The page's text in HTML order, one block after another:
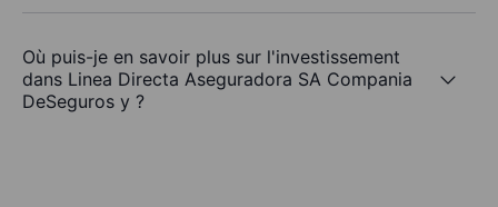
Où puis-je en savoir plus sur l'investissement
dans Linea Directa Aseguradora SA Compania
DeSeguros y ?